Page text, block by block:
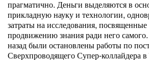
прагматично. Деньги выделяются в
прикладную науку и технологии,
затраты на исследования,
продвижению знания ради него
назад были остановлены работы по
Сверхпроводящего Супер-коллайдера